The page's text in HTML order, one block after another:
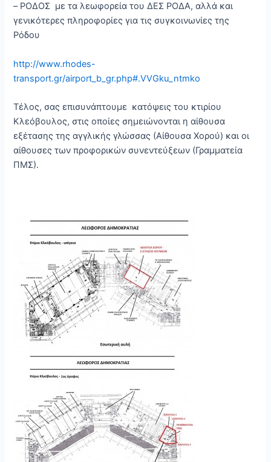
– ΡΟΔΟΣ με τα λεωφορεία του ΔΕΣ ΡΟΔΑ, αλλά και
γενικότερες πληροφορίες για τις συγκοινωνίες της
Ρόδου
http://www.rhodes-
transport.gr/airport_b_gr.php#.VVGku_ntmko​
Τέλος, σας επισυνάπτουμε κατόψεις του κτιρίου
Κλεόβουλος, στις οποίες σημειώνονται η αίθουσα
εξέτασης της αγγλικής γλώσσας (Αίθουσα Χορού) και οι
αίθουσες των προφορικών συνεντεύξεων (Γραμματεία
ΠΜΣ).